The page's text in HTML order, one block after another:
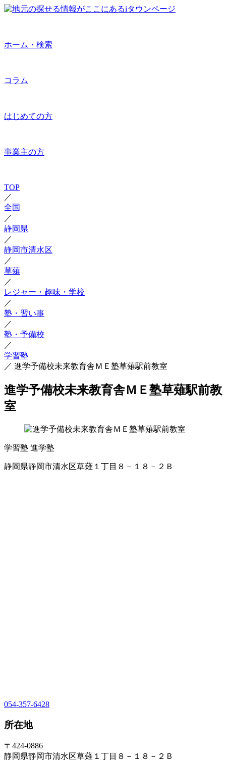
ホーム・検索
コラム
はじめての方
事業主の方
TOP
／
全国
／
静岡県
／
静岡市清水区
／
草薙
／
レジャー・趣味・学校
／
塾・習い事
／
塾・予備校
／
学習塾
／ 進学予備校未来教育舎ＭＥ塾草薙駅前教室
進学予備校未来教育舎ＭＥ塾草薙駅前教
室
学習塾 進学塾
静岡県静岡市清水区草薙１丁目８－１８－２Ｂ
054-357-6428
所在地
〒424-0886
静岡県静岡市清水区草薙１丁目８－１８－２Ｂ